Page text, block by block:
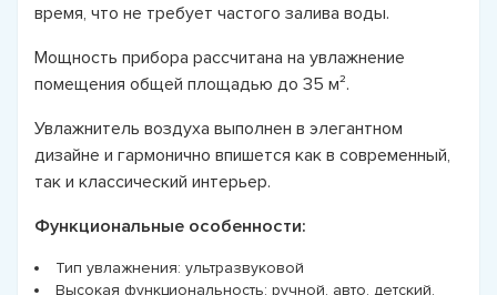
время, что не требует частого залива воды.
Мощность прибора рассчитана на увлажнение
помещения общей площадью до 35 м².
Увлажнитель воздуха выполнен в элегантном
дизайне и гармонично впишется как в современный,
так и классический интерьер.
Функциональные особенности:
Тип увлажнения: ультразвуковой
Высокая функциональность: ручной, авто, детский,